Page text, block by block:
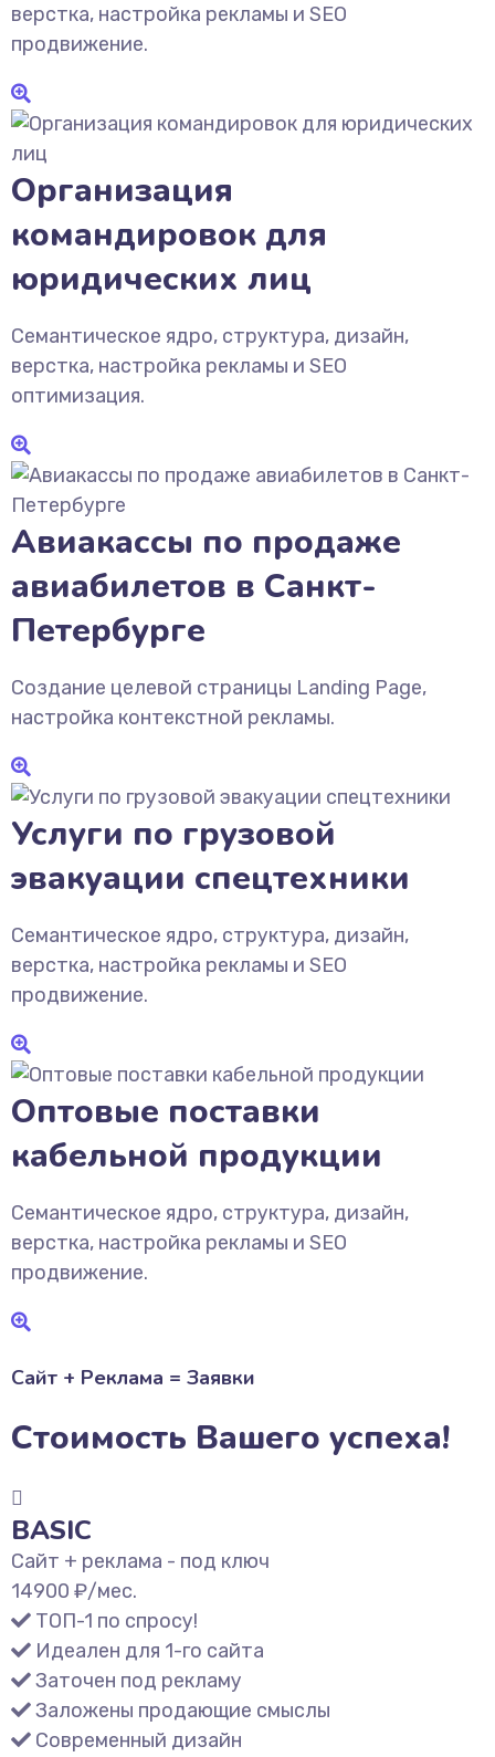
верстка, настройка рекламы и SEO
продвижение.
Организация
командировок для
юридических лиц
Семантическое ядро, структура, дизайн,
верстка, настройка рекламы и SEO
оптимизация.
Авиакассы по продаже
авиабилетов в Санкт-
Петербурге
Создание целевой страницы Landing Page,
настройка контекстной рекламы.
Услуги по грузовой
эвакуации спецтехники
Семантическое ядро, структура, дизайн,
верстка, настройка рекламы и SEO
продвижение.
Оптовые поставки
кабельной продукции
Семантическое ядро, структура, дизайн,
верстка, настройка рекламы и SEO
продвижение.
Сайт + Реклама = Заявки
Стоимость Вашего успеха!
BASIC
Сайт + реклама - под ключ
14900 ₽/мес.
ТОП-1 по спросу!
Идеален для 1-го сайта
Заточен под рекламу
Заложены продающие смыслы
Современный дизайн